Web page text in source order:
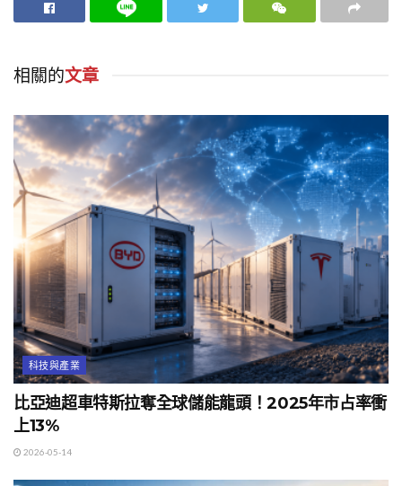
相關的文章
科技與產業
比亞迪超車特斯拉奪全球儲能龍頭！2025年市占率衝
上13%
2026-05-14